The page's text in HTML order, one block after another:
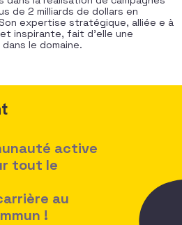
de 2 milliards de dollars en
expertise stratégique, alliée e à
inspirante, fait d’elle une
le domaine.
active
tout le
au
!